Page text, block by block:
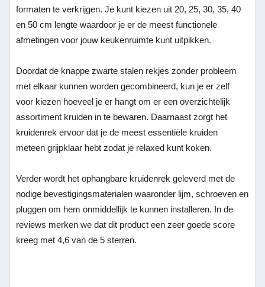
formaten te verkrijgen. Je kunt kiezen uit 20, 25, 30, 35, 40
en 50 cm lengte waardoor je er de meest functionele
afmetingen voor jouw keukenruimte kunt uitpikken.
Doordat de knappe zwarte stalen rekjes zonder probleem
met elkaar kunnen worden gecombineerd, kun je er zelf
voor kiezen hoeveel je er hangt om er een overzichtelijk
assortiment kruiden in te bewaren. Daarnaast zorgt het
kruidenrek ervoor dat je de meest essentiële kruiden
meteen grijpklaar hebt zodat je relaxed kunt koken.
Verder wordt het ophangbare kruidenrek geleverd met de
nodige bevestigingsmaterialen waaronder lijm, schroeven en
pluggen om hem onmiddellijk te kunnen installeren. In de
reviews merken we dat dit product een zeer goede score
kreeg met 4,6 van de 5 sterren.